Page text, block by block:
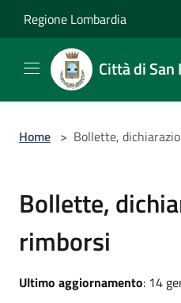
Regione Lombardia
Città di
Home > Bollette,
Bollette,
rimborsi
Ultimo aggiornamento: 14